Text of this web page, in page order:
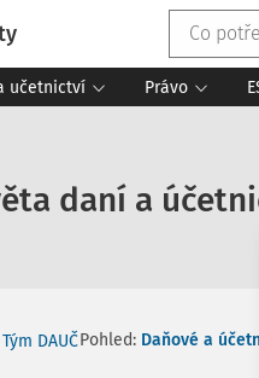
učetnictví Právo
daní a
Tým DAUČPohled: Daňové a